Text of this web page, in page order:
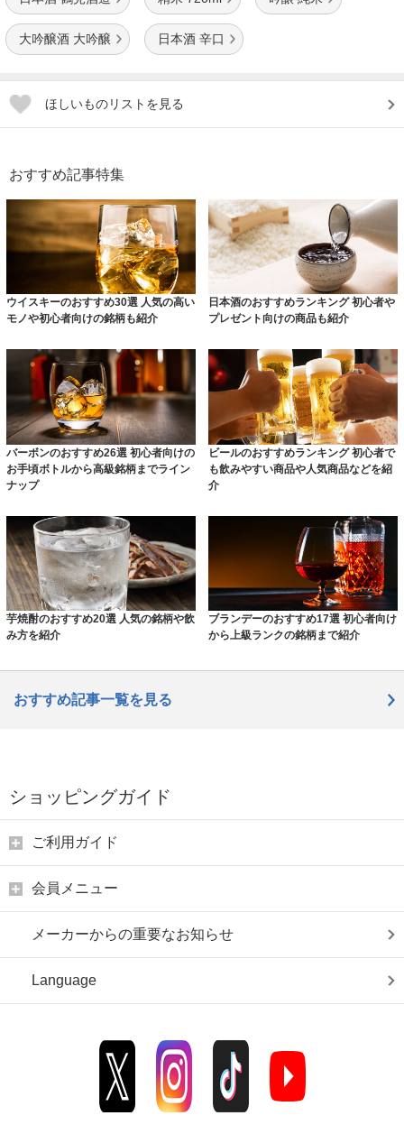
大吟醸酒 大吟醸 日本酒 辛口
ほしいものリストを見る
おすすめ記事特集
ウイスキーのおすすめ30選 人気の高い
モノや初心者向けの銘柄も紹介
日本酒のおすすめランキング 初心者や
プレゼント向けの商品も紹介
バーボンのおすすめ26選 初心者向けの
お手頃ボトルから高級銘柄までライン
ナップ
ビールのおすすめランキング 初心者で
も飲みやすい商品や人気商品などを紹
介
芋焼酎のおすすめ20選 人気の銘柄や飲
み方を紹介
ブランデーのおすすめ17選 初心者向け
から上級ランクの銘柄まで紹介
おすすめ記事一覧を見る
ショッピングガイド
ご利用ガイド
会員メニュー
メーカーからの重要なお知らせ
Language